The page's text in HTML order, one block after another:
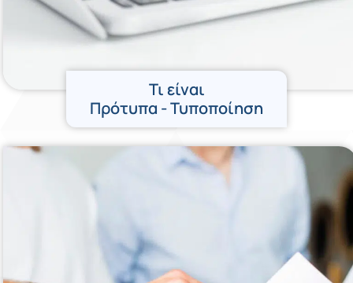
Τι είναι
Πρότυπα - Τυποποίηση